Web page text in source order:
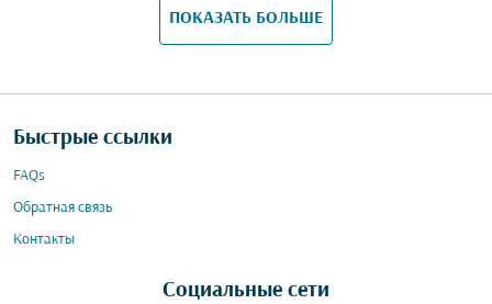
ПОКАЗАТЬ БОЛЬШЕ
Быстрые ссылки
FAQs
Обратная связь
Контакты
Социальные сети